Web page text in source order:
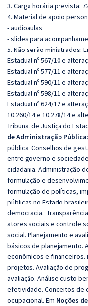
3. Carga horária prevista:
4. Material de apoio
- audioaulas
- slides para
5. Não serão ministrados:
Estadual nº 567/10 e
Estadual nº 577/11 e
Estadual nº 590/11 e
Estadual nº 598/11 e
Estadual nº 624/12 e
10.260/14 e 10.278/14 e
Tribunal de Justiça do
de Administração Pública:
pública. Conselhos de
entre governo e
cidadania. Administração
formulação e
formulação de políticas,
públicas no Estado
democracia.
atores sociais e controle
social. Planejamento e
básicos de planejamento.
econômicos e financeiros.
projetos. Avaliação de
avaliação. Análise custo
efetividade. Conceitos de
ocupacional. Em Noções